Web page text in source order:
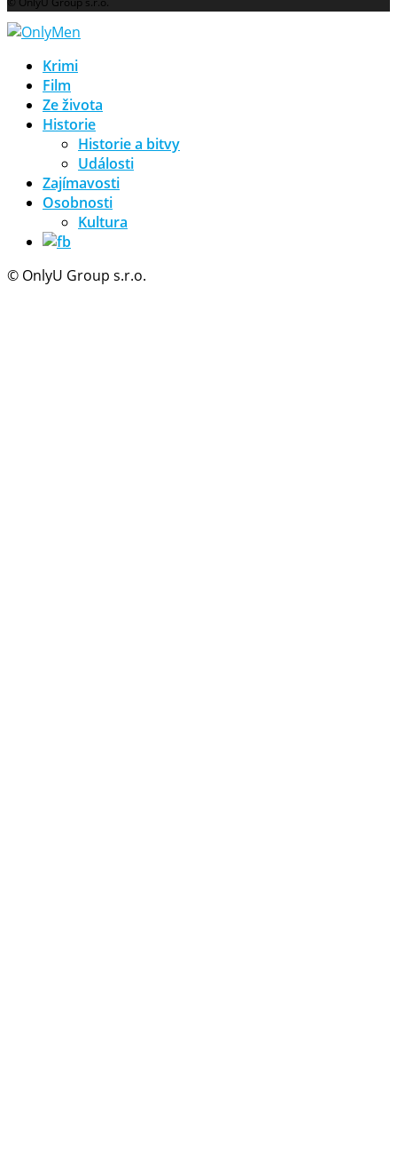
Krimi
Film
Ze života
Historie
Historie a bitvy
Události
Zajímavosti
Osobnosti
Kultura
© OnlyU Group s.r.o.